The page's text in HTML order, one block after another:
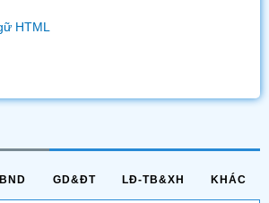
HTML
GD&ĐT LĐ-TB&XH KHÁC